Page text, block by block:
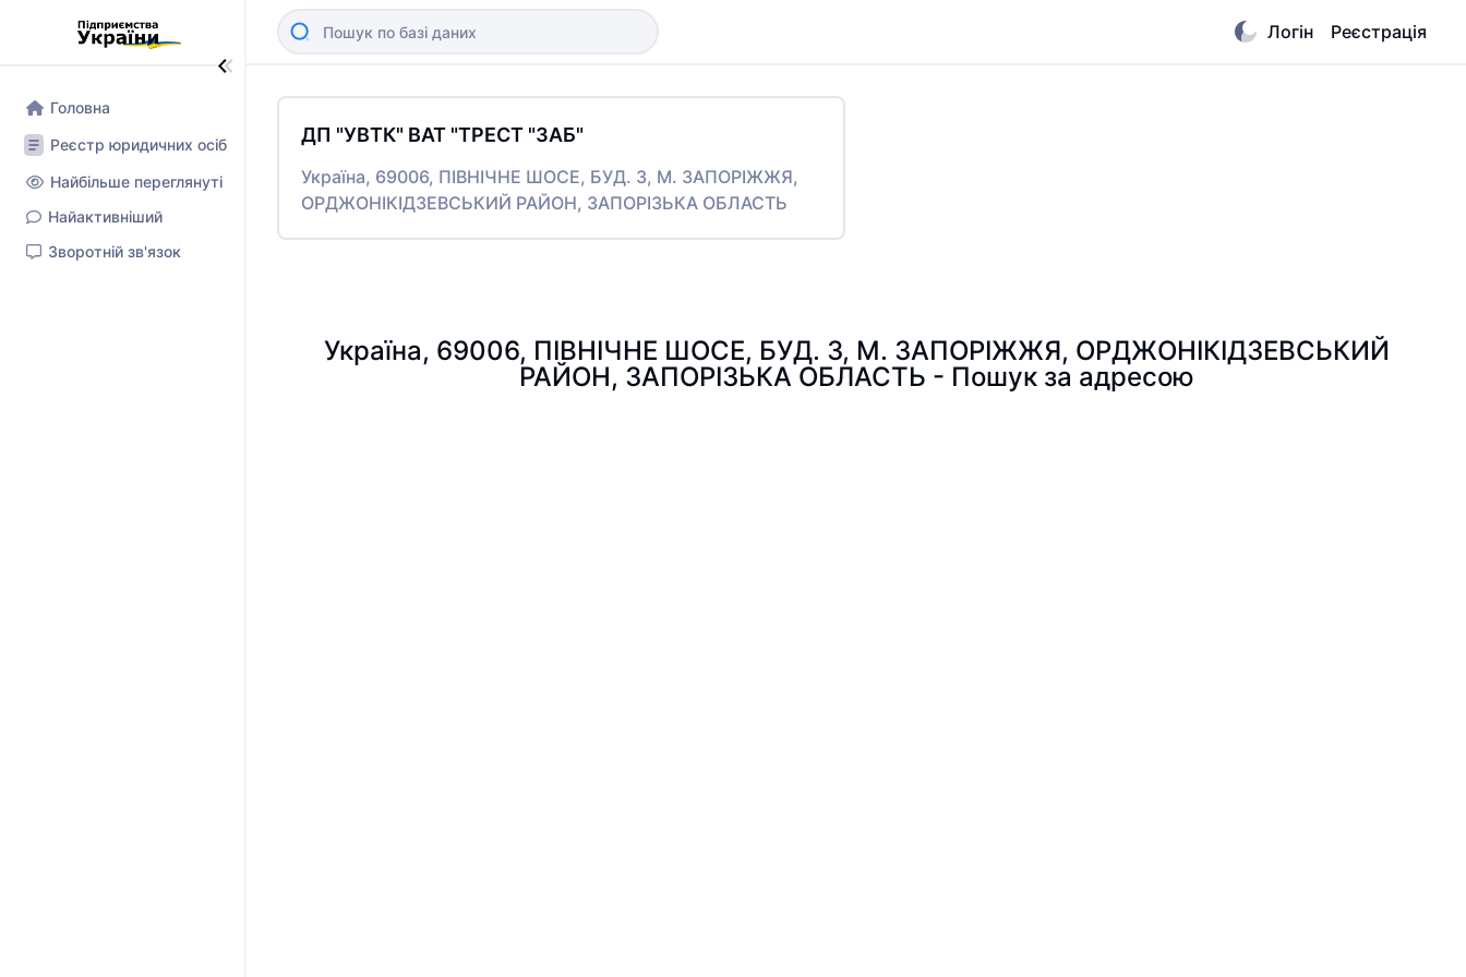
Головна
Реєстр юридичних осіб
Найбільше переглянуті
Найактивніший
Зворотній зв'язок
Логін Реєстрація
ДП "УВТК" ВАТ "ТРЕСТ "ЗАБ"
Україна, 69006, ПІВНІЧНЕ ШОСЕ, БУД. 3, М. ЗАПОРІЖЖЯ,
ОРДЖОНІКІДЗЕВСЬКИЙ РАЙОН, ЗАПОРІЗЬКА ОБЛАСТЬ
Україна, 69006, ПІВНІЧНЕ ШОСЕ, БУД. 3, М. ЗАПОРІЖЖЯ, ОРДЖОНІКІДЗЕВСЬКИЙ
РАЙОН, ЗАПОРІЗЬКА ОБЛАСТЬ - Пошук за адресою